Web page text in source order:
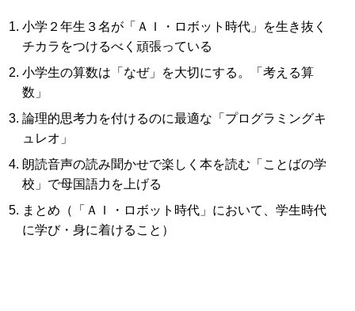
小学２年生３名が「ＡＩ・ロボット時代」を生き抜く
チカラをつけるべく頑張っている
小学生の算数は「なぜ」を大切にする。「考える算
数」
論理的思考力を付けるのに最適な「プログラミングキ
ュレオ」
朗読音声の読み聞かせで楽しく本を読む「ことばの学
校」で母国語力を上げる
まとめ（「ＡＩ・ロボット時代」において、学生時代
に学び・身に着けること）